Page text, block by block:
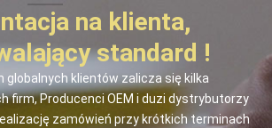
na klienta,
standard !
globalnych klientów zalicza się kilka
firm, Producenci OEM i duzi dystrybutorzy
zamówień przy krótkich terminach